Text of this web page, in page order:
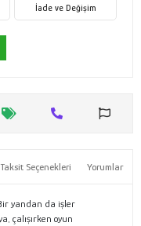
İade ve Değişim
Taksit Seçenekleri Yorumlar
yandan da işler
çalışırken oyun